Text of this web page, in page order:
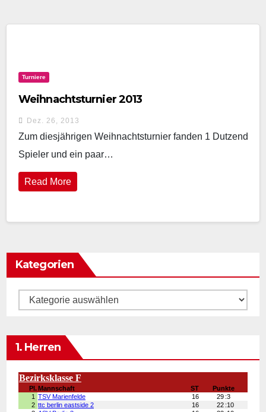
Turniere
Weihnachtsturnier 2013
Dez. 26, 2013
Zum diesjährigen Weihnachtsturnier fanden 1 Dutzend
Spieler und ein paar…
Read More
Kategorien
Kategorien
1. Herren